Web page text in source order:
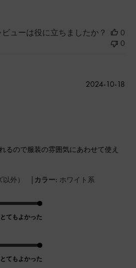
ビューは役に立ちましたか？
0
0
るので服装の雰囲気にあわせて使え
外） | カラー: ホワイト系
とてもよかった
とてもよかった
公
2024-10-18